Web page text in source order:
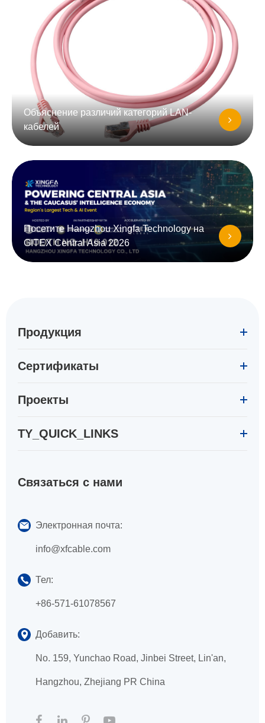
Объяснение различий категорий LAN-
кабелей
Посетите Hangzhou Xingfa Technology на
GITEX Central Asia 2026
Продукция
Сертификаты
Проекты
TY_QUICK_LINKS
Связаться с нами
Электронная почта:
info@xfcable.com
Тел:
+86-571-61078567
Добавить:
No. 159, Yunchao Road, Jinbei Street, Lin'an,
Hangzhou, Zhejiang PR China